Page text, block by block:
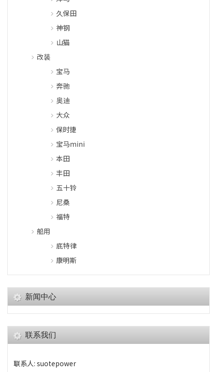
久保田
神钢
山猫
改装
宝马
奔驰
奥迪
大众
保时捷
宝马mini
本田
丰田
五十铃
尼桑
福特
船用
底特律
康明斯
新闻中心
联系我们
联系人: suotepower